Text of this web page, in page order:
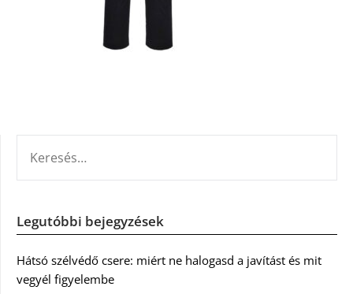
Legutóbbi bejegyzések
Hátsó szélvédő csere: miért ne halogasd a javítást és mit
vegyél figyelembe